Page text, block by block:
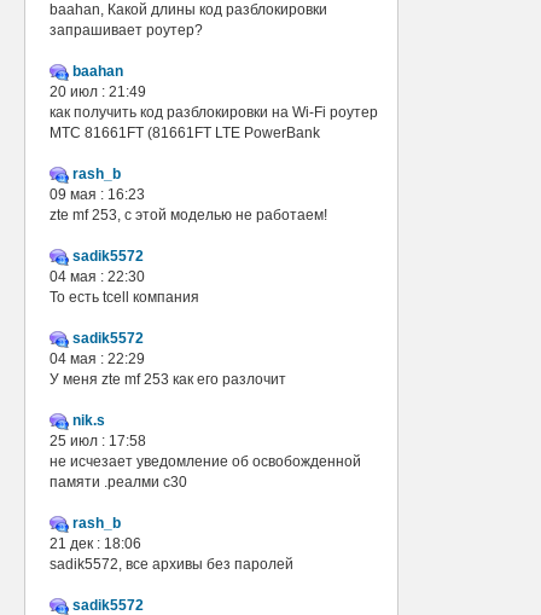
baahan, Какой длины код разблокировки
запрашивает роутер?
baahan
20 июл : 21:49
как получить код разблокировки на Wi-Fi роутер
МТС 81661FT (81661FT LTE PowerBank
rash_b
09 мая : 16:23
zte mf 253, с этой моделью не работаем!
sadik5572
04 мая : 22:30
То есть tcell компания
sadik5572
04 мая : 22:29
У меня zte mf 253 как его разлочит
nik.s
25 июл : 17:58
не исчезает уведомление об освобожденной
памяти .реалми с30
rash_b
21 дек : 18:06
sadik5572, все архивы без паролей
sadik5572